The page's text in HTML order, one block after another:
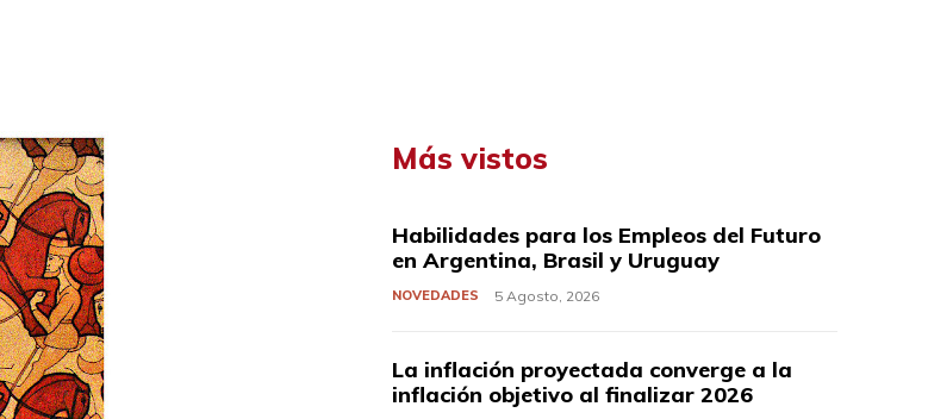
Más vistos
Habilidades para los Empleos del Futuro
en Argentina, Brasil y Uruguay
NOVEDADES 5 Agosto, 2026
La inflación proyectada converge a la
inflación objetivo al finalizar 2026